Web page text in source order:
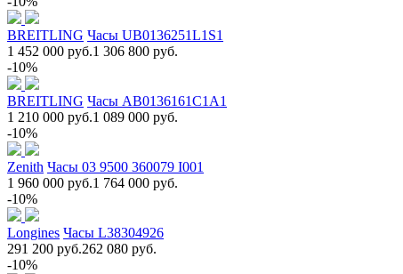
BREITLING Часы UB0136251L1S1
1 452 000 руб.1 306 800 руб.
-10%
BREITLING Часы AB0136161C1A1
1 210 000 руб.1 089 000 руб.
-10%
Zenith Часы 03 9500 360079 I001
1 960 000 руб.1 764 000 руб.
-10%
Longines Часы L38304926
291 200 руб.262 080 руб.
-10%